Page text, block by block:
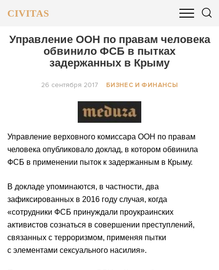
CIVITAS
ОБЩЕСТВО БИЗНЕС И ФИНАНСЫ
Управление ООН по правам человека
обвинило ФСБ в пытках
задержанных в Крыму
26 сентября 2017 БИЗНЕС И ФИНАНСЫ
Управление верховного комиссара ООН по правам
человека опубликовало доклад, в котором обвинила
ФСБ в применении пыток к задержанным в Крыму.
В докладе упоминаются, в частности, два
зафиксированных в 2016 году случая, когда
«сотрудники ФСБ принуждали проукраинских
активистов сознаться в совершении преступлений,
связанных с терроризмом, применяя пытки
с элементами сексуального насилия».